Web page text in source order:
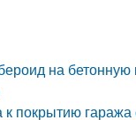
на
к покрытию